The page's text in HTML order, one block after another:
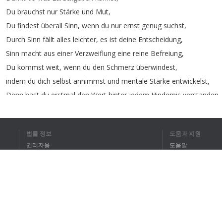
Du brauchst nur Stärke und Mut,
Du findest überall Sinn, wenn du nur ernst genug suchst,
Durch Sinn fällt alles leichter, es ist deine Entscheidung,
Sinn macht aus einer Verzweiflung eine reine Befreiung,
Du kommst weit, wenn du den Schmerz überwindest,
indem du dich selbst annimmst und mentale Stärke entwickelst,
Denn hast du erstmal den Wert hinter jedem Hindernis verstanden
법률 정보
권리자용
도움과 지원
도움말